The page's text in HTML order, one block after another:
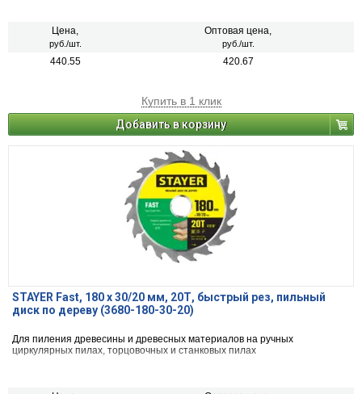
Цена,
руб./шт.
Оптовая цена,
руб./шт.
440.55 420.67
Купить в 1 клик
Добавить в корзину
STAYER Fast, 180 x 30/20 мм, 20Т, быстрый рез, пильный
диск по дереву (3680-180-30-20)
Для пиления древесины и древесных материалов на ручных
циркулярных пилах, торцовочных и станковых пилах